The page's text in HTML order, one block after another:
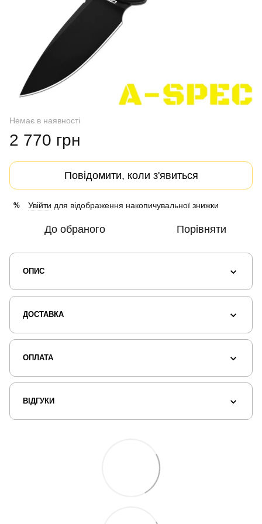
Немає в наявності
2 770 грн
Повідомити, коли з'явиться
% Увійти для відображення накопичувальної знижки
До обраного Порівняти
ОПИС
ДОСТАВКА
ОПЛАТА
ВІДГУКИ